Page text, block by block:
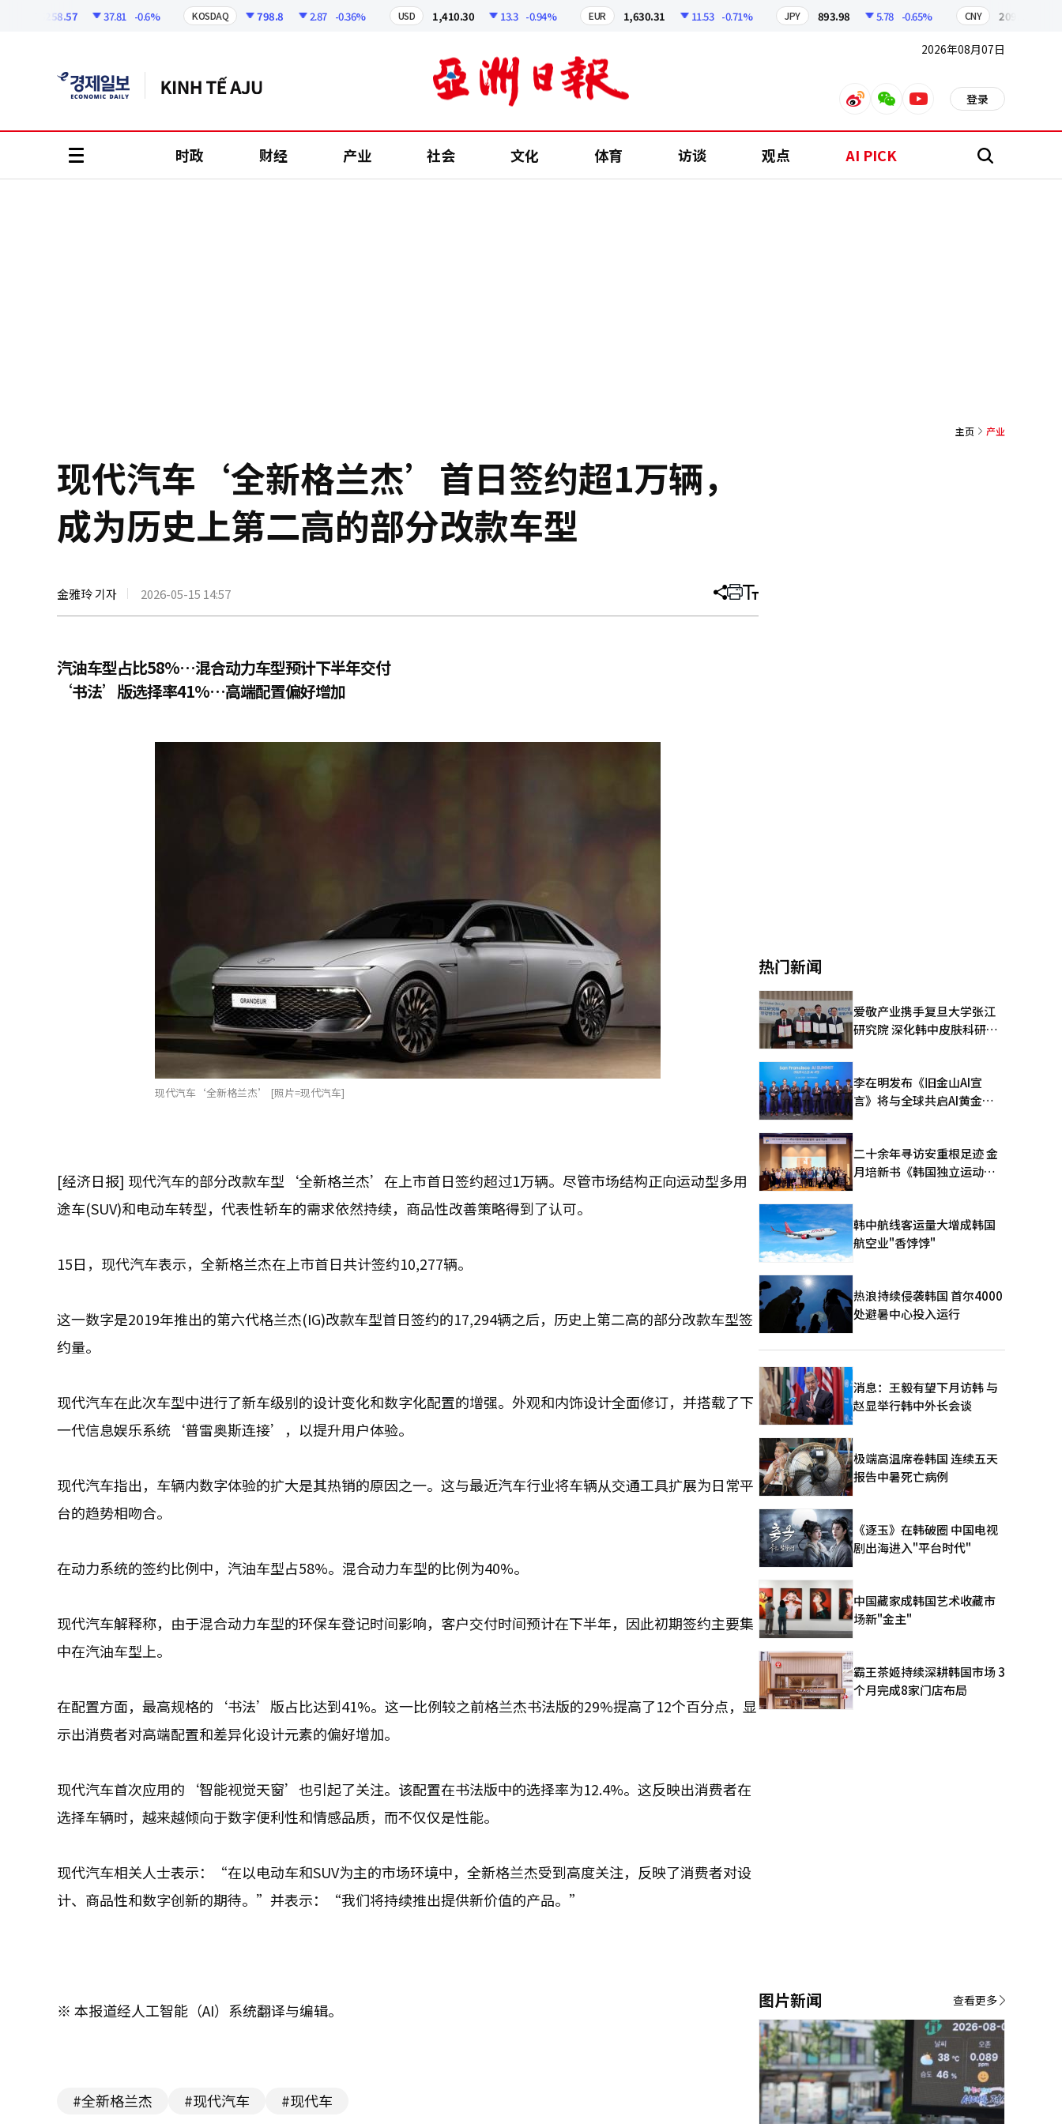
6258.57 37.81 -0.6% KOSDAQ 798.8 2.87 -0.36% USD 1,410.30 13.3 -0.94% EUR 1,630.31 11.53 -0.71% JPY 893.98 5.78 -0.65% CNY 209.15
2026年08月07日
weiboweixinyoutube 登录
时政 财经 产业 社会 文化 体育 访谈 观点 AI PICK 搜
主页 产业
现代汽车‘全新格兰杰’首日签约超1万辆，
成为历史上第二高的部分改款车型
金雅玲 기자 2026-05-15 14:57 分
文
打 调
大
汽油车型占比58%…混合动力车型预计下半年交付
‘书法’版选择率41%…高端配置偏好增加
现代汽车‘全新格兰杰’ [照片=现代汽车]
[经济日报] 现代汽车的部分改款车型‘全新格兰杰’在上市首日签约超过1万辆。尽管市场结构正向运动型多用
途车(SUV)和电动车转型，代表性轿车的需求依然持续，商品性改善策略得到了认可。
15日，现代汽车表示，全新格兰杰在上市首日共计签约10,277辆。
这一数字是2019年推出的第六代格兰杰(IG)改款车型首日签约的17,294辆之后，历史上第二高的部分改款车型签
约量。
现代汽车在此次车型中进行了新车级别的设计变化和数字化配置的增强。外观和内饰设计全面修订，并搭载了下
一代信息娱乐系统‘普雷奥斯连接’，以提升用户体验。
现代汽车指出，车辆内数字体验的扩大是其热销的原因之一。这与最近汽车行业将车辆从交通工具扩展为日常平
台的趋势相吻合。
在动力系统的签约比例中，汽油车型占58%。混合动力车型的比例为40%。
现代汽车解释称，由于混合动力车型的环保车登记时间影响，客户交付时间预计在下半年，因此初期签约主要集
中在汽油车型上。
在配置方面，最高规格的‘书法’版占比达到41%。这一比例较之前格兰杰书法版的29%提高了12个百分点，显
示出消费者对高端配置和差异化设计元素的偏好增加。
现代汽车首次应用的‘智能视觉天窗’也引起了关注。该配置在书法版中的选择率为12.4%。这反映出消费者在
选择车辆时，越来越倾向于数字便利性和情感品质，而不仅仅是性能。
现代汽车相关人士表示：“在以电动车和SUV为主的市场环境中，全新格兰杰受到高度关注，反映了消费者对设
计、商品性和数字创新的期待。”并表示：“我们将持续推出提供新价值的产品。”
※ 本报道经人工智能（AI）系统翻译与编辑。
#全新格兰杰 #现代汽车 #现代车
热门新闻
爱敬产业携手复旦大学张江
研究院 深化韩中皮肤科研合
李在明发布《旧金山AI宣
言》将与全球共启AI黄金时
二十余年寻访安重根足迹 金
月培新书《韩国独立运动圣
韩中航线客运量大增成韩国
航空业"香饽饽"
热浪持续侵袭韩国 首尔4000
处避暑中心投入运行
消息：王毅有望下月访韩 与
赵显举行韩中外长会谈
极端高温席卷韩国 连续五天
报告中暑死亡病例
《逐玉》在韩破圈 中国电视
剧出海进入"平台时代"
中国藏家成韩国艺术收藏市
场新"金主"
霸王茶姬持续深耕韩国市场 3
个月完成8家门店布局
图片新闻 查看更多